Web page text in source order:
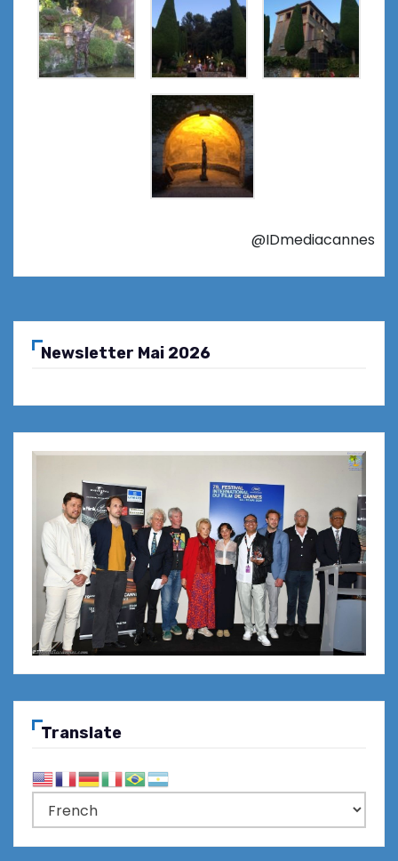
@IDmediacannes
Newsletter Mai 2026
Translate